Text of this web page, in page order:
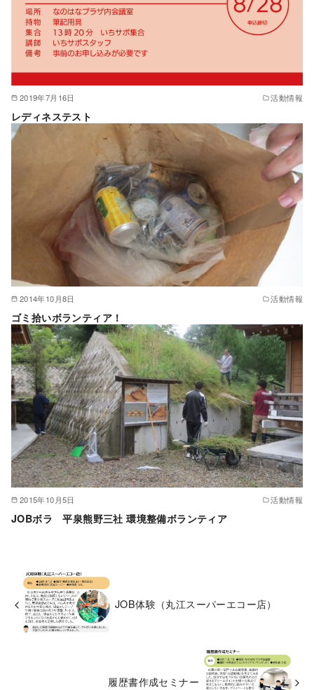
2019年7月16日 活動情報
レディネステスト
2014年10月8日 活動情報
ゴミ拾いボランティア！
2015年10月5日 活動情報
JOBボラ 平泉熊野三社 環境整備ボランティア
JOB体験（丸江スーパーエコー店）
履歴書作成セミナー